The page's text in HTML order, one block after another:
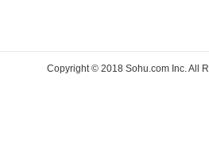
Copyright © 2018 Sohu.com Inc. All